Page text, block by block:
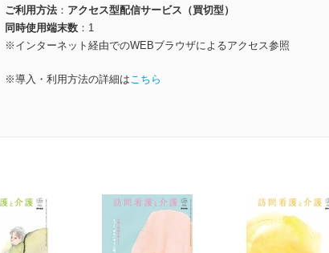
ご利用方法
アクセス型配信サービス（買切型）
同時使用端末数
1
※インターネット経由でのWEBブラウザによるアクセス参照
※導入・利用方法の詳細はこちら